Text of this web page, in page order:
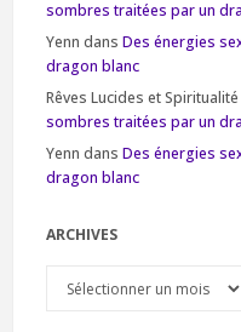
sombres traitées par un
Yenn dans Des énergies
dragon blanc
Rêves Lucides et Spiritualité
sombres traitées par un
Yenn dans Des énergies
dragon blanc
ARCHIVES